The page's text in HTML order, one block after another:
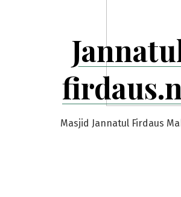
Masjid Jannatul Firdaus